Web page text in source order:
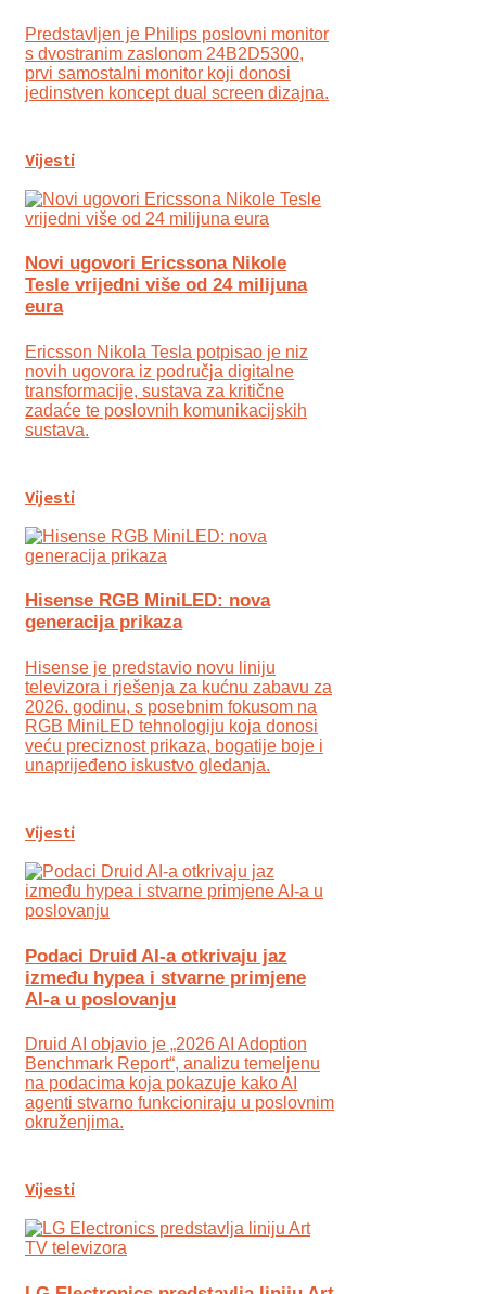
Predstavljen je Philips poslovni monitor
s dvostranim zaslonom 24B2D5300,
prvi samostalni monitor koji donosi
jedinstven koncept dual screen dizajna.
Vijesti
Novi ugovori Ericssona Nikole
Tesle vrijedni više od 24 milijuna
eura
Ericsson Nikola Tesla potpisao je niz
novih ugovora iz područja digitalne
transformacije, sustava za kritične
zadaće te poslovnih komunikacijskih
sustava.
Vijesti
Hisense RGB MiniLED: nova
generacija prikaza
Hisense je predstavio novu liniju
televizora i rješenja za kućnu zabavu za
2026. godinu, s posebnim fokusom na
RGB MiniLED tehnologiju koja donosi
veću preciznost prikaza, bogatije boje i
unaprijeđeno iskustvo gledanja.
Vijesti
Podaci Druid AI-a otkrivaju jaz
između hypea i stvarne primjene
AI-a u poslovanju
Druid AI objavio je „2026 AI Adoption
Benchmark Report“, analizu temeljenu
na podacima koja pokazuje kako AI
agenti stvarno funkcioniraju u poslovnim
okruženjima.
Vijesti